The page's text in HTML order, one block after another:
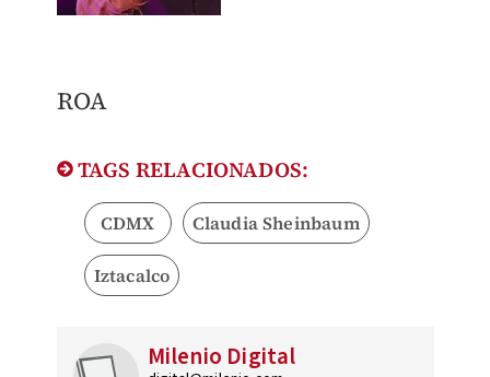
ROA
TAGS RELACIONADOS:
CDMX Claudia Sheinbaum
Iztacalco
Milenio Digital